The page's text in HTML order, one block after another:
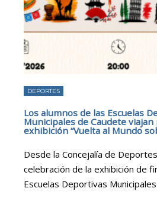
DEPORTES
Los alumnos de las Escuelas
Municipales de Caudete
exhibición “Vuelta al Mundo
Desde la Concejalía de
celebración de la exhibición de
Escuelas Deportivas